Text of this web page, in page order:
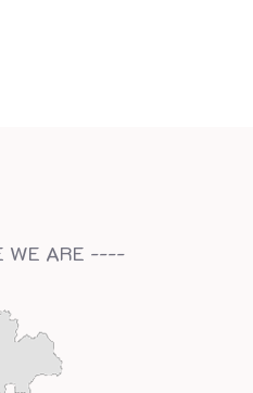
WE ARE ----